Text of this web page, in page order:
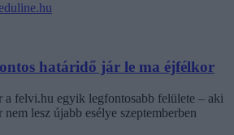
határidő jár le ma éjfélkor
a felvi.hu egyik legfontosabb felülete – aki
lesz újabb esélye szeptemberben